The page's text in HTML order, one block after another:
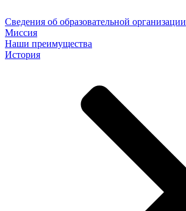
Сведения об образовательной организации
Миссия
Наши преимущества
История